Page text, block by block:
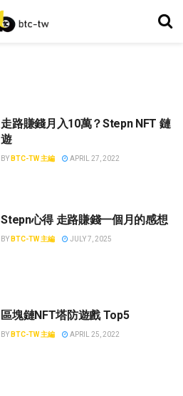
走路賺錢月入10萬？Stepn NFT 鏈
遊
BY BTC-TW 主編 APRIL 27, 2022
Stepn心得 走路賺錢一個月的感想
BY BTC-TW 主編 JULY 7, 2025
區塊鏈NFT塔防遊戲 Top5
BY BTC-TW 主編 APRIL 25, 2022